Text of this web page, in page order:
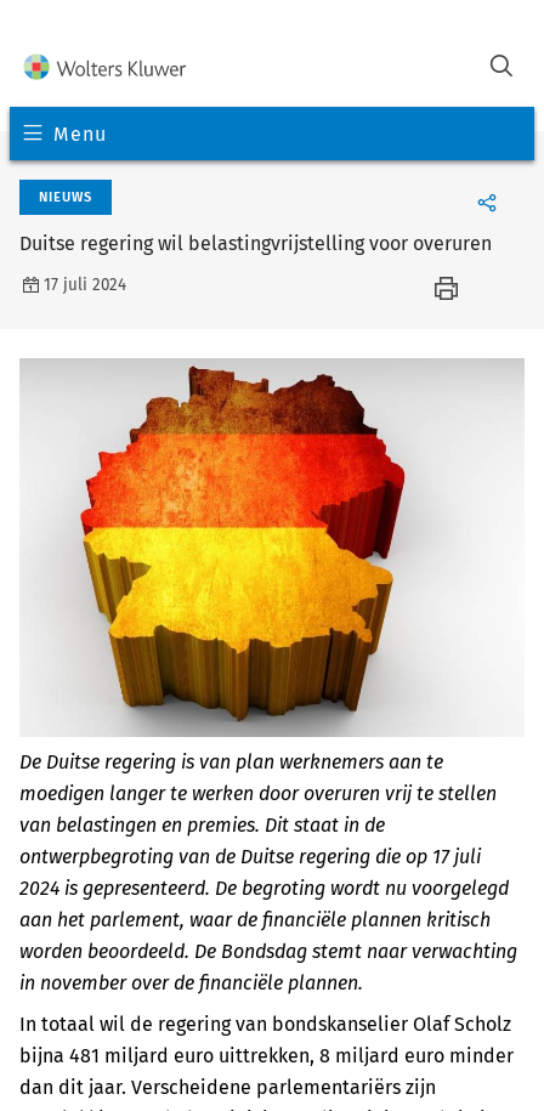
Menu
NIEUWS
Duitse regering wil belastingvrijstelling voor overuren
17 juli 2024
De Duitse regering is van plan werknemers aan te
moedigen langer te werken door overuren vrij te stellen
van belastingen en premies. Dit staat in de
ontwerpbegroting van de Duitse regering die op 17 juli
2024 is gepresenteerd. De begroting wordt nu voorgelegd
aan het parlement, waar de financiële plannen kritisch
worden beoordeeld. De Bondsdag stemt naar verwachting
in november over de financiële plannen.
In totaal wil de regering van bondskanselier Olaf Scholz
bijna 481 miljard euro uittrekken, 8 miljard euro minder
dan dit jaar. Verscheidene parlementariërs zijn